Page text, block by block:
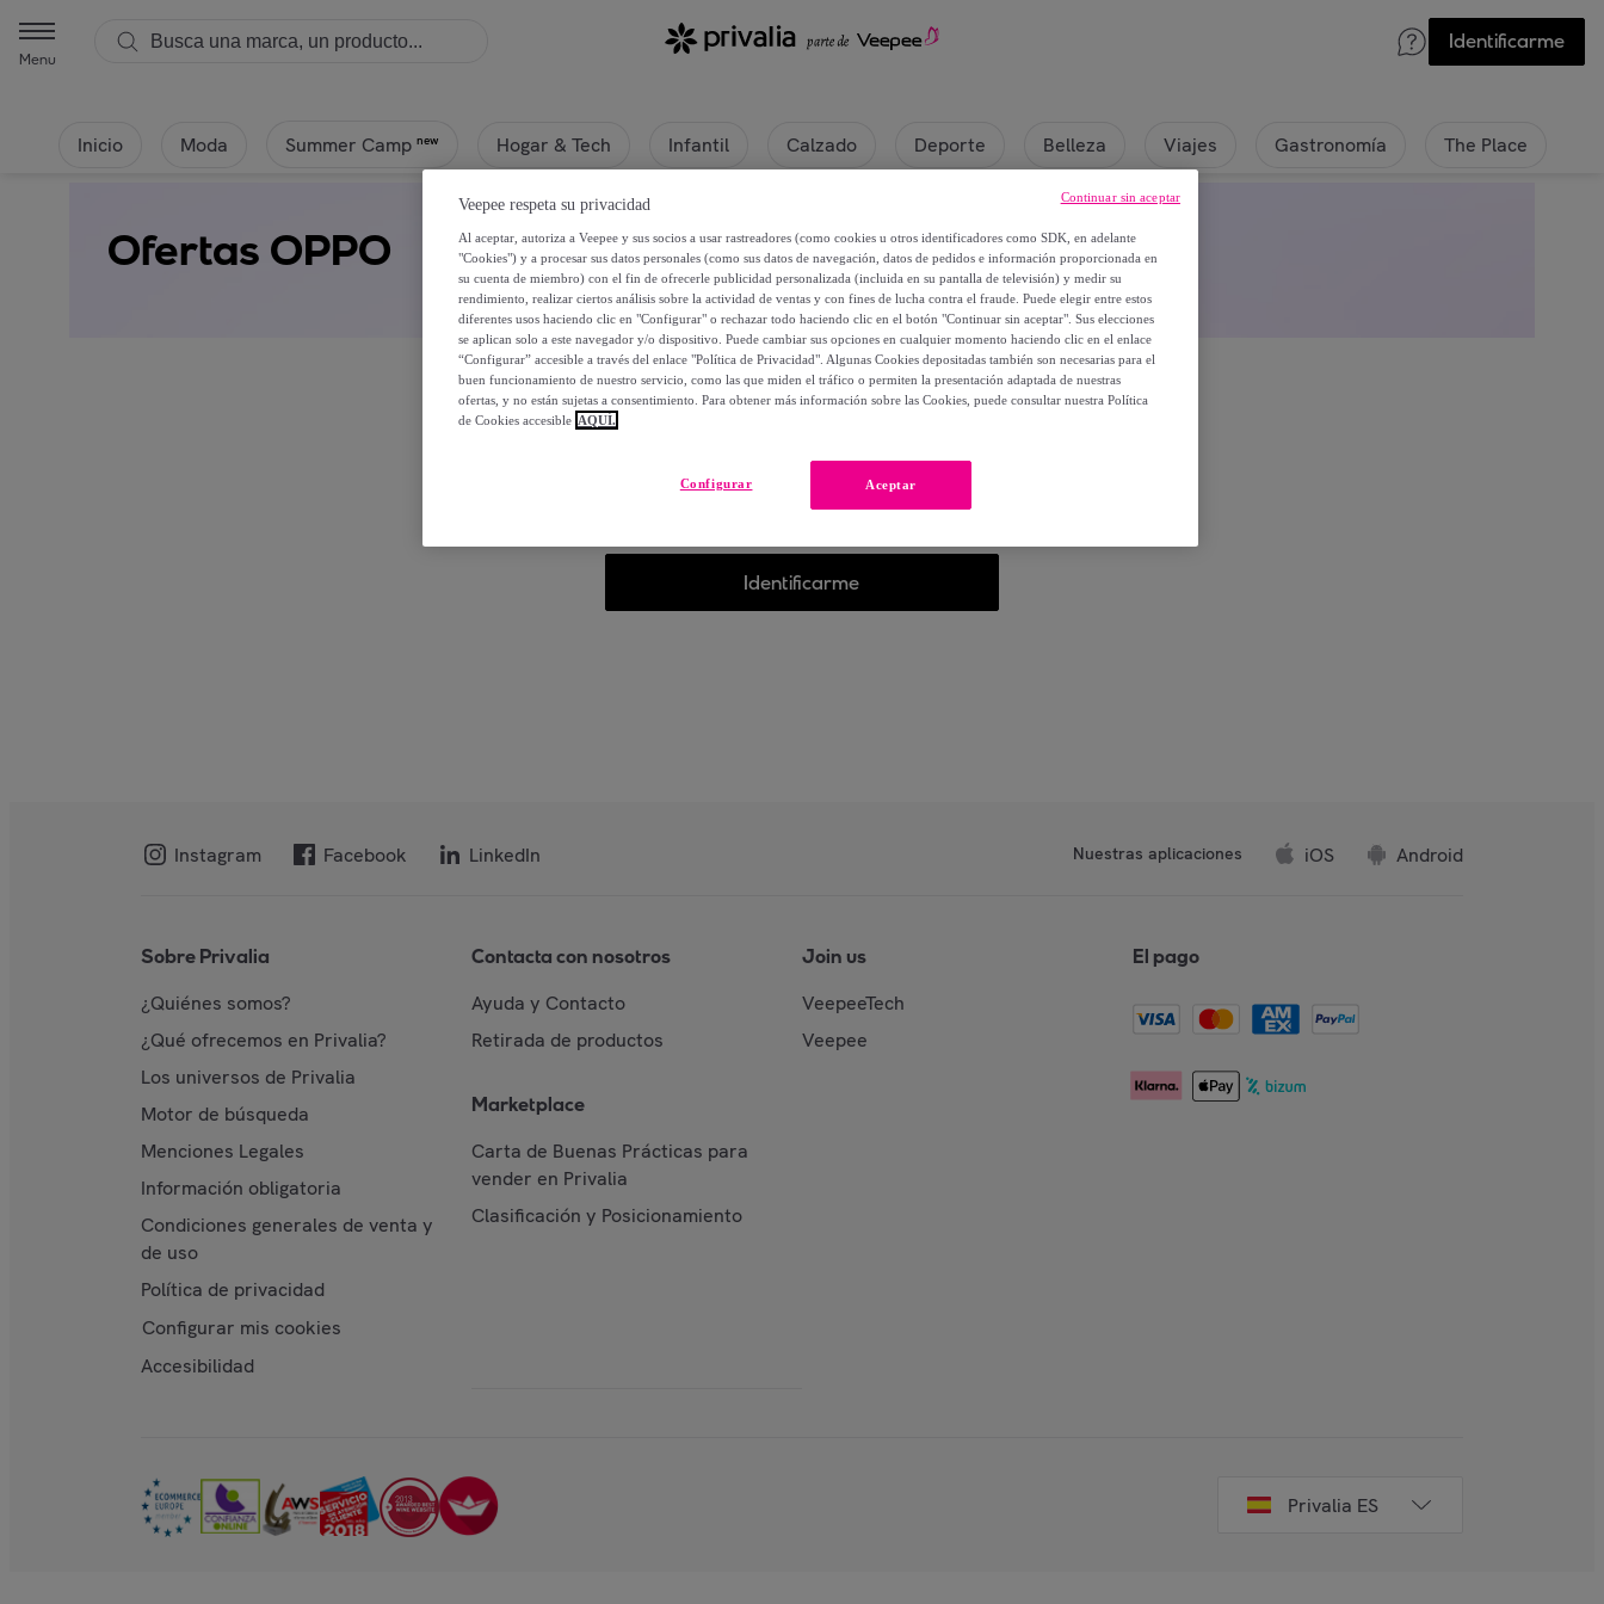
Menu
Identificarme
Inicio Moda Summer Camp new Hogar & Tech Infantil Calzado Deporte Belleza Viajes Gastronomía The Place
Ofertas OPPO
Regístrate y accede a todos los productos visibles para nuestros miembros.
Identificarme
Instagram Facebook LinkedIn Nuestras aplicaciones iOS Android
Sobre Privalia
¿Quiénes somos?
¿Qué ofrecemos en Privalia?
Los universos de Privalia
Motor de búsqueda
Menciones Legales
Información obligatoria
Condiciones generales de venta y
de uso
Política de privacidad
Configurar mis cookies
Accesibilidad
Contacta con nosotros
Ayuda y Contacto
Retirada de productos
Marketplace
Carta de Buenas Prácticas para
vender en Privalia
Clasificación y Posicionamiento
Join us
VeepeeTech
Veepee
El pago
Privalia ES
Veepee respeta su privacidad
Al aceptar, autoriza a Veepee y sus socios a usar rastreadores (como cookies u otros identificadores como SDK, en adelante
"Cookies") y a procesar sus datos personales (como sus datos de navegación, datos de pedidos e información proporcionada en
su cuenta de miembro) con el fin de ofrecerle publicidad personalizada (incluida en su pantalla de televisión) y medir su
rendimiento, realizar ciertos análisis sobre la actividad de ventas y con fines de lucha contra el fraude. Puede elegir entre estos
diferentes usos haciendo clic en "Configurar" o rechazar todo haciendo clic en el botón "Continuar sin aceptar". Sus elecciones
se aplican solo a este navegador y/o dispositivo. Puede cambiar sus opciones en cualquier momento haciendo clic en el enlace
“Configurar” accesible a través del enlace "Política de Privacidad". Algunas Cookies depositadas también son necesarias para el
buen funcionamiento de nuestro servicio, como las que miden el tráfico o permiten la presentación adaptada de nuestras
ofertas, y no están sujetas a consentimiento. Para obtener más información sobre las Cookies, puede consultar nuestra Política
de Cookies accesible AQUÍ.
Aceptar
Configurar
Continuar sin aceptar